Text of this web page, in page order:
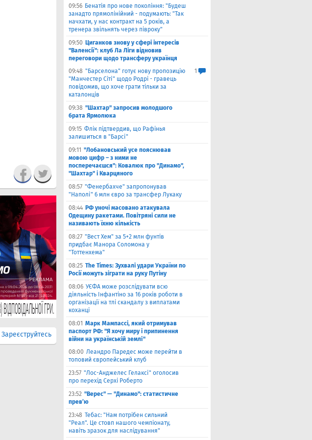
Зареєструйтесь
09:56 Бенатія про нове покоління: "Будеш
занадто прямолінійний - подумають: "Так
начхати, у нас контракт на 5 років, а
тренера звільнять через півроку"
09:50 Циганков знову у сфері інтересів
"Валенсії": клуб Ла Ліги відновив
переговори щодо трансферу українця
09:48 "Барселона" готує нову пропозицію
"Манчестер Сіті" щодо Родрі - гравець
повідомив, що хоче грати тільки за
каталонців
1
09:38 "Шахтар" запросив молодшого
брата Ярмолюка
09:15 Флік підтвердив, що Рафінья
залишиться в "Барсі"
09:11 "Лобановський усе пояснював
мовою цифр – з ними не
посперечаєшся": Ковалюк про "Динамо",
"Шахтар" і Кварцяного
08:57 "Фенербахче" запропонував
"Наполі" 6 млн євро за трансфер Лукаку
08:44 РФ уночі масовано атакувала
Одещину ракетами. Повітряні сили не
називають їхню кількість
08:27 "Вест Хем" за 5+2 млн фунтів
придбає Манора Соломона у
"Тоттенхема"
08:25 The Times: Зухвалі удари України по
Росії можуть зіграти на руку Путіну
08:06 УЄФА може розслідувати всю
діяльність Інфантіно за 16 років роботи в
організації на тлі скандалу з виплатами
коханці
08:01 Марк Мампассі, який отримував
паспорт РФ: "Я хочу миру і припинення
війни на українській землі"
08:00 Леандро Паредес може перейти в
топовий європейський клуб
23:57 "Лос-Анджелес Гелаксі" оголосив
про перехід Серхі Роберто
23:52 "Верес" — "Динамо": статистичне
прев’ю
23:48 Тебас: "Нам потрібен сильний
"Реал". Це стовп нашого чемпіонату,
навіть зразок для наслідування"